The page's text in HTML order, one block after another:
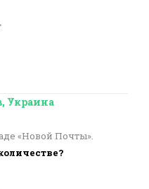
Украина
«Новой Почты».